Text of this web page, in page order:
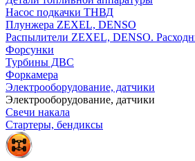
Насос подкачки ТНВД
Плунжера ZEXEL, DENSO
Распылители ZEXEL, DENSO.
Форсунки
Турбины ДВС
Форкамера
Электрооборудование, датчики
Электрооборудование, датчики
Свечи накала
Стартеры, бендиксы